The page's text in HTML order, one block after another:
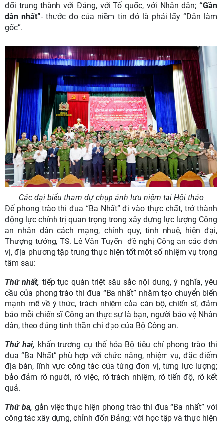
đối trung thành với Đảng, với Tổ quốc, với Nhân dân; “Gần
dân nhất”- thước đo của niềm tin đó là phải lấy “Dân làm
gốc”.
Các đại biểu tham dự chụp ảnh lưu niệm tại Hội thảo
Để phong trào thi đua “Ba Nhất” đi vào thực chất, trở thành
động lực chính trị quan trọng trong xây dựng lực lượng Công
an nhân dân cách mạng, chính quy, tinh nhuệ, hiện đại,
Thượng tướng, TS. Lê Văn Tuyến đề nghị Công an các đơn
vị, địa phương tập trung thực hiện tốt một số nhiệm vụ trọng
tâm sau:
Thứ nhất, tiếp tục quán triệt sâu sắc nội dung, ý nghĩa, yêu
cầu của phong trào thi đua “Ba nhất” nhằm tạo chuyển biến
mạnh mẽ về ý thức, trách nhiệm của cán bộ, chiến sĩ, đảm
bảo mỗi chiến sĩ Công an thực sự là bạn, người bảo vệ Nhân
dân, theo đúng tinh thần chỉ đạo của Bộ Công an.
Thứ hai, khẩn trương cụ thể hóa Bộ tiêu chí phong trào thi
đua “Ba Nhất” phù hợp với chức năng, nhiệm vụ, đặc điểm
địa bàn, lĩnh vực công tác của từng đơn vị, từng lực lượng;
bảo đảm rõ người, rõ việc, rõ trách nhiệm, rõ tiến độ, rõ kết
quả.
Thứ ba, gắn việc thực hiện phong trào thi đua “Ba nhất” với
công tác xây dựng, chỉnh đốn Đảng; với học tập và thực hiện